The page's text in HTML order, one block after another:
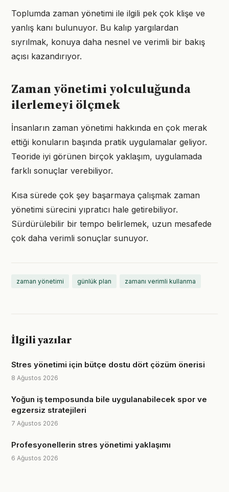
Toplumda zaman yönetimi ile ilgili pek çok klişe ve
yanlış kanı bulunuyor. Bu kalıp yargılardan
sıyrılmak, konuya daha nesnel ve verimli bir bakış
açısı kazandırıyor.
Zaman yönetimi yolculuğunda
ilerlemeyi ölçmek
İnsanların zaman yönetimi hakkında en çok merak
ettiği konuların başında pratik uygulamalar geliyor.
Teoride iyi görünen birçok yaklaşım, uygulamada
farklı sonuçlar verebiliyor.
Kısa sürede çok şey başarmaya çalışmak zaman
yönetimi sürecini yıpratıcı hale getirebiliyor.
Sürdürülebilir bir tempo belirlemek, uzun mesafede
çok daha verimli sonuçlar sunuyor.
zaman yönetimi günlük plan zamanı verimli kullanma
İlgili yazılar
Stres yönetimi için bütçe dostu dört çözüm önerisi
8 Ağustos 2026
Yoğun iş temposunda bile uygulanabilecek spor ve
egzersiz stratejileri
7 Ağustos 2026
Profesyonellerin stres yönetimi yaklaşımı
6 Ağustos 2026